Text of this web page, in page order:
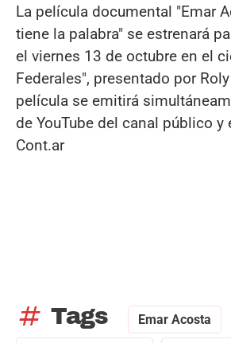
La película documental "Emar
tiene la palabra" se estrenará
el viernes 13 de octubre en el
Federales", presentado por
película se emitirá
de YouTube del canal público
Cont.ar
tag Tags Emar Acosta